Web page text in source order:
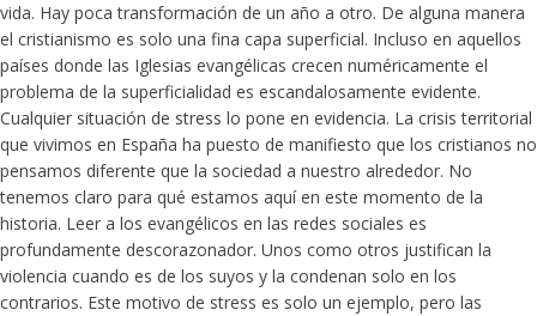
vida. Hay poca transformación de un año a otro. De alguna manera
el cristianismo es solo una fina capa superficial. Incluso en aquellos
países donde las Iglesias evangélicas crecen numéricamente el
problema de la superficialidad es escandalosamente evidente.
Cualquier situación de stress lo pone en evidencia. La crisis territorial
que vivimos en España ha puesto de manifiesto que los cristianos no
pensamos diferente que la sociedad a nuestro alrededor. No
tenemos claro para qué estamos aquí en este momento de la
historia. Leer a los evangélicos en las redes sociales es
profundamente descorazonador. Unos como otros justifican la
violencia cuando es de los suyos y la condenan solo en los
contrarios. Este motivo de stress es solo un ejemplo, pero las